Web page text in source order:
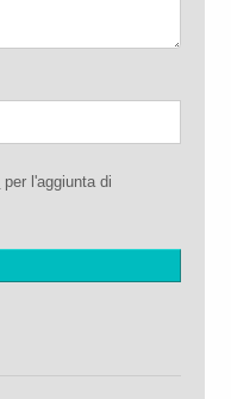
per l'aggiunta di